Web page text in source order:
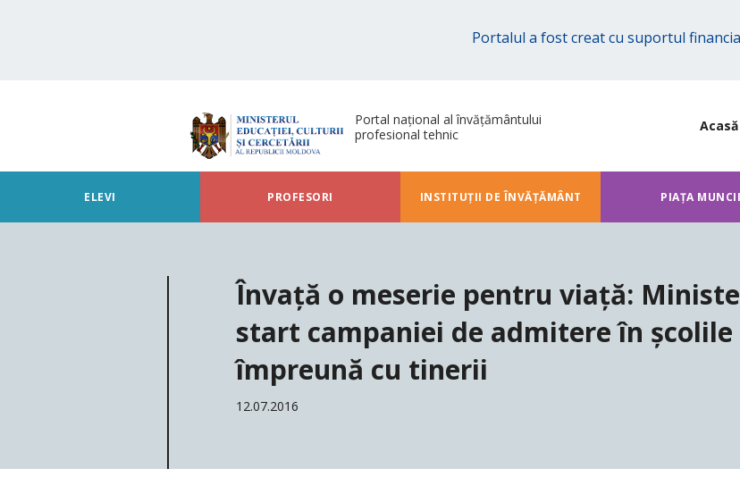
Portalul a fost creat cu suportul
Portal național al învățământului
profesional tehnic
Acasă
ELEVI PROFESORI INSTITUȚII DE ÎNVĂȚĂMÂNT PIAȚA MUNCII
Învață o meserie pentru viață:
start campaniei de admitere în
împreună cu tinerii
12.07.2016